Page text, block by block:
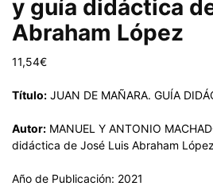
y guía didáctica
Abraham López
11,54€
Título: JUAN DE MAÑARA. GUÍA
Autor: MANUEL Y ANTONIO
didáctica de José Luis Abraham López
Año de Publicación: 2021